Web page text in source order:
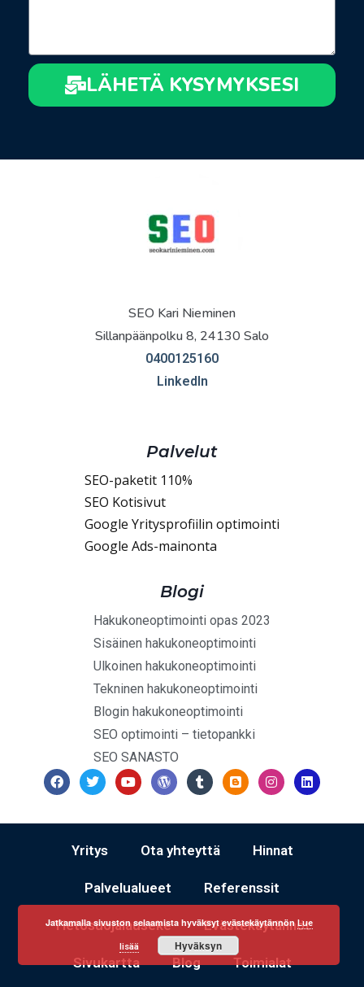
LÄHETÄ KYSYMYKSESI
SEO Kari Nieminen
Sillanpäänpolku 8, 24130 Salo
0400125160
LinkedIn
Palvelut
SEO-paketit 110%
SEO Kotisivut
Google Yritysprofiilin optimointi
Google Ads-mainonta
Blogi
Hakukoneoptimointi opas 2023
Sisäinen hakukoneoptimointi
Ulkoinen hakukoneoptimointi
Tekninen hakukoneoptimointi
Blogin hakukoneoptimointi
SEO optimointi – tietopankki
SEO SANASTO
Yritys Ota yhteyttä Hinnat
Palvelualueet Referenssit
Tietosuojalauseke Evästekäytännöt
Sivukartta Blog Toimialat
Jatkamalla sivuston selaamista hyväksyt evästekäytännönLue
lisää Hyväksyn